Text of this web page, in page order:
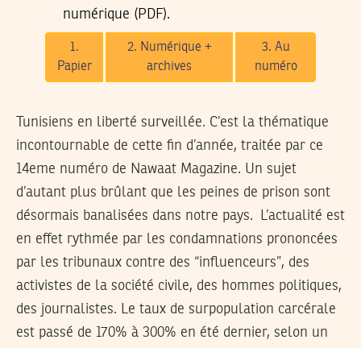
numérique (PDF).
1.
Papier
2. Numérique +
archives
3. Au
numéro
Tunisiens en liberté surveillée. C’est la thématique
incontournable de cette fin d’année, traitée par ce
14eme numéro de Nawaat Magazine. Un sujet
d’autant plus brûlant que les peines de prison sont
désormais banalisées dans notre pays. L’actualité est
en effet rythmée par les condamnations prononcées
par les tribunaux contre des “influenceurs”, des
activistes de la société civile, des hommes politiques,
des journalistes. Le taux de surpopulation carcérale
est passé de 170% à 300% en été dernier, selon un